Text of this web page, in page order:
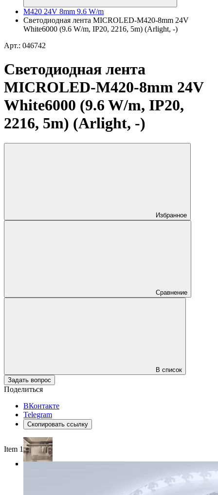
M420 24V 8mm 9.6 W/m
Светодиодная лента MICROLED-M420-8mm 24V
White6000 (9.6 W/m, IP20, 2216, 5m) (Arlight, -)
Арт.: 046742
Светодиодная лента
MICROLED-M420-8mm 24V
White6000 (9.6 W/m, IP20,
2216, 5m) (Arlight, -)
Избранное
Сравнение
В список
Задать вопрос
Поделиться
ВКонтакте
Telegram
Скопировать ссылку
Item 1 of 4